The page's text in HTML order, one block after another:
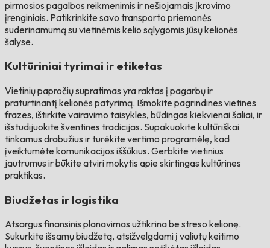
pirmosios pagalbos reikmenimis ir nešiojamais įkrovimo
įrenginiais. Patikrinkite savo transporto priemonės
suderinamumą su vietinėmis kelio sąlygomis jūsų kelionės
šalyse.
Kultūriniai tyrimai ir etiketas
Vietinių papročių supratimas yra raktas į pagarbų ir
praturtinantį kelionės patyrimą. Išmokite pagrindines vietines
frazes, ištirkite vairavimo taisykles, būdingas kiekvienai šaliai, ir
išstudijuokite šventines tradicijas. Supakuokite kultūriškai
tinkamus drabužius ir turėkite vertimo programėlę, kad
įveiktumėte komunikacijos iššūkius. Gerbkite vietinius
jautrumus ir būkite atviri mokytis apie skirtingas kultūrines
praktikas.
Biudžetas ir logistika
Atsargus finansinis planavimas užtikrina be streso kelionę.
Sukurkite išsamų biudžetą, atsižvelgdami į valiutų keitimo